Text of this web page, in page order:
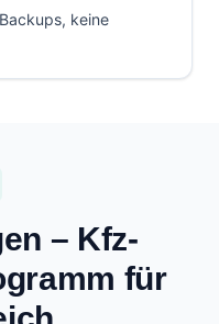
keine
– Kfz-
für